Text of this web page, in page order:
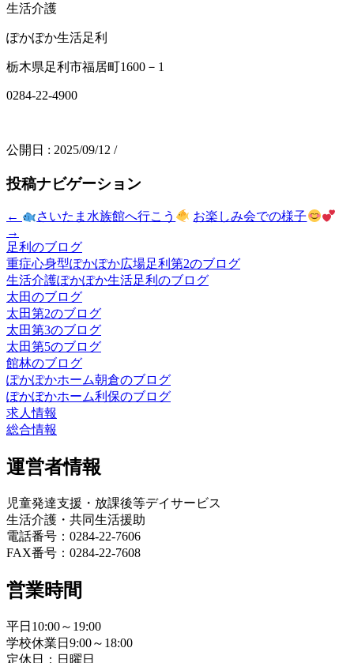
生活介護
ぽかぽか生活足利
栃木県足利市福居町1600－1
0284-22-4900
公開日 : 2025/09/12 /
投稿ナビゲーション
← さいたま水族館へ行こう
お楽しみ会での様子
→
足利のブログ
重症心身型ぽかぽか広場足利第2のブログ
生活介護ぽかぽか生活足利のブログ
太田のブログ
太田第2のブログ
太田第3のブログ
太田第5のブログ
館林のブログ
ぽかぽかホーム朝倉のブログ
ぽかぽかホーム利保のブログ
求人情報
総合情報
運営者情報
児童発達支援・放課後等デイサービス
生活介護・共同生活援助
電話番号：0284-22-7606
FAX番号：0284-22-7608
営業時間
平日10:00～19:00
学校休業日9:00～18:00
定休日：日曜日